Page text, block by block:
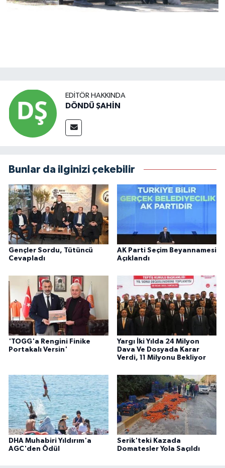
EDITÖR HAKKINDA
DÖNDÜ ŞAHİN
Bunlar da ilginizi çekebilir
Gençler Sordu, Tütüncü
Cevapladı
AK Parti Seçim Beyannamesi
Açıklandı
'TOGG'a Rengini Finike
Portakalı Versin'
Yargı İki Yılda 24 Milyon
Dava Ve Dosyada Karar
Verdi, 11 Milyonu Bekliyor
DHA Muhabiri Yıldırım'a
AGC'den Ödül
Serik'teki Kazada
Domatesler Yola Saçıldı